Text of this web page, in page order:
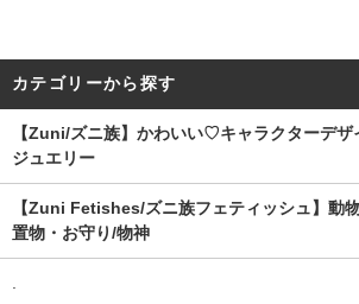
カテゴリーから探す
【Zuni/ズニ族】かわいい♡キャラクターデ
ジュエリー
【Zuni Fetishes/ズニ族フェティッシュ】動
置物・お守り/物神